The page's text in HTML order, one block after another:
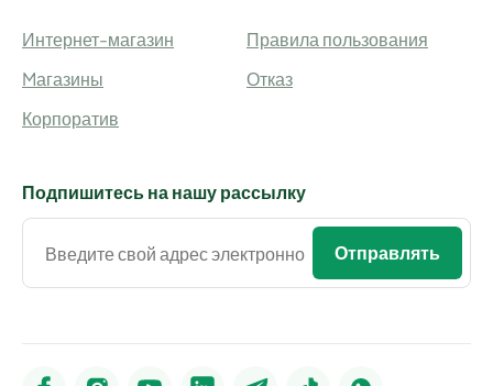
Интернет-магазин
Mагазины
Корпоратив
Правила пользования
Отказ
Подпишитесь на нашу рассылку
Отправлять